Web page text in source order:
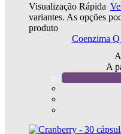
Visualização Rápida
variantes. As opções
produto
Coenzima
A